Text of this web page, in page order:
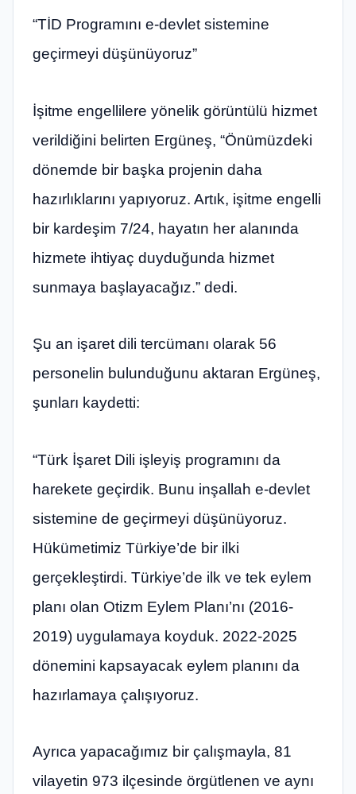
“TİD Programını e-devlet sistemine
geçirmeyi düşünüyoruz”
İşitme engellilere yönelik görüntülü hizmet
verildiğini belirten Ergüneş, “Önümüzdeki
dönemde bir başka projenin daha
hazırlıklarını yapıyoruz. Artık, işitme engelli
bir kardeşim 7/24, hayatın her alanında
hizmete ihtiyaç duyduğunda hizmet
sunmaya başlayacağız.” dedi.
Şu an işaret dili tercümanı olarak 56
personelin bulunduğunu aktaran Ergüneş,
şunları kaydetti:
“Türk İşaret Dili işleyiş programını da
harekete geçirdik. Bunu inşallah e-devlet
sistemine de geçirmeyi düşünüyoruz.
Hükümetimiz Türkiye’de bir ilki
gerçekleştirdi. Türkiye’de ilk ve tek eylem
planı olan Otizm Eylem Planı’nı (2016-
2019) uygulamaya koyduk. 2022-2025
dönemini kapsayacak eylem planını da
hazırlamaya çalışıyoruz.
Ayrıca yapacağımız bir çalışmayla, 81
vilayetin 973 ilçesinde örgütlenen ve aynı